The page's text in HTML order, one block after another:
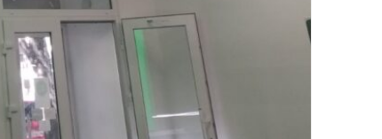
Харьков